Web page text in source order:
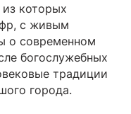
которых
с живым
о современном
богослужебных
традиции
города.